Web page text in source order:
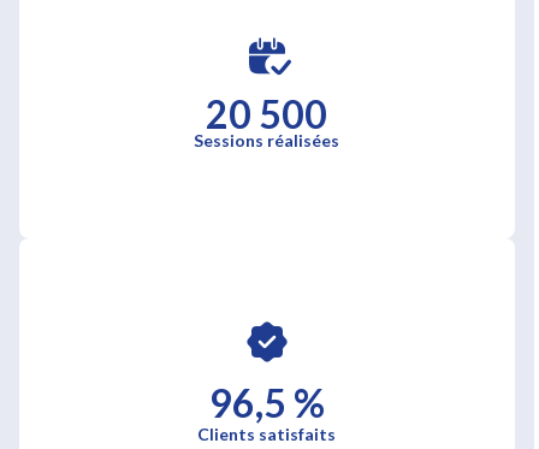
20 500
Sessions réalisées
96,5 %
Clients satisfaits